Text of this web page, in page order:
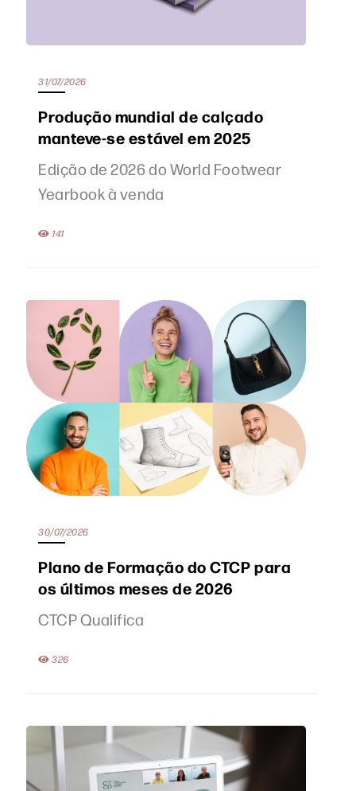
31/07/2026
Produção mundial de calçado
manteve-se estável em 2025
Edição de 2026 do World Footwear
Yearbook à venda
141
30/07/2026
Plano de Formação do CTCP para
os últimos meses de 2026
CTCP Qualifica
326